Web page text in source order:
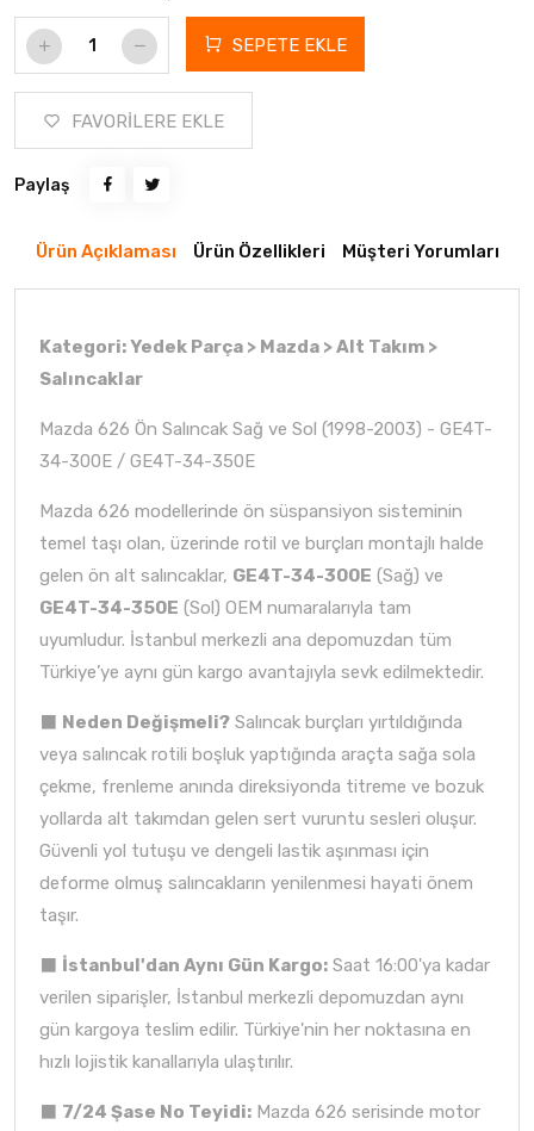
SEPETE EKLE
FAVORİLERE EKLE
Paylaş
Ürün Açıklaması Ürün Özellikleri Müşteri Yorumları
Kategori: Yedek Parça > Mazda > Alt Takım >
Salıncaklar
Mazda 626 Ön Salıncak Sağ ve Sol (1998-2003) - GE4T-
34-300E / GE4T-34-350E
Mazda 626 modellerinde ön süspansiyon sisteminin
temel taşı olan, üzerinde rotil ve burçları montajlı halde
gelen ön alt salıncaklar, GE4T-34-300E (Sağ) ve
GE4T-34-350E (Sol) OEM numaralarıyla tam
uyumludur. İstanbul merkezli ana depomuzdan tüm
Türkiye’ye aynı gün kargo avantajıyla sevk edilmektedir.
⬛ Neden Değişmeli? Salıncak burçları yırtıldığında
veya salıncak rotili boşluk yaptığında araçta sağa sola
çekme, frenleme anında direksiyonda titreme ve bozuk
yollarda alt takımdan gelen sert vuruntu sesleri oluşur.
Güvenli yol tutuşu ve dengeli lastik aşınması için
deforme olmuş salıncakların yenilenmesi hayati önem
taşır.
⬛ İstanbul'dan Aynı Gün Kargo: Saat 16:00'ya kadar
verilen siparişler, İstanbul merkezli depomuzdan aynı
gün kargoya teslim edilir. Türkiye'nin her noktasına en
hızlı lojistik kanallarıyla ulaştırılır.
⬛ 7/24 Şase No Teyidi: Mazda 626 serisinde motor